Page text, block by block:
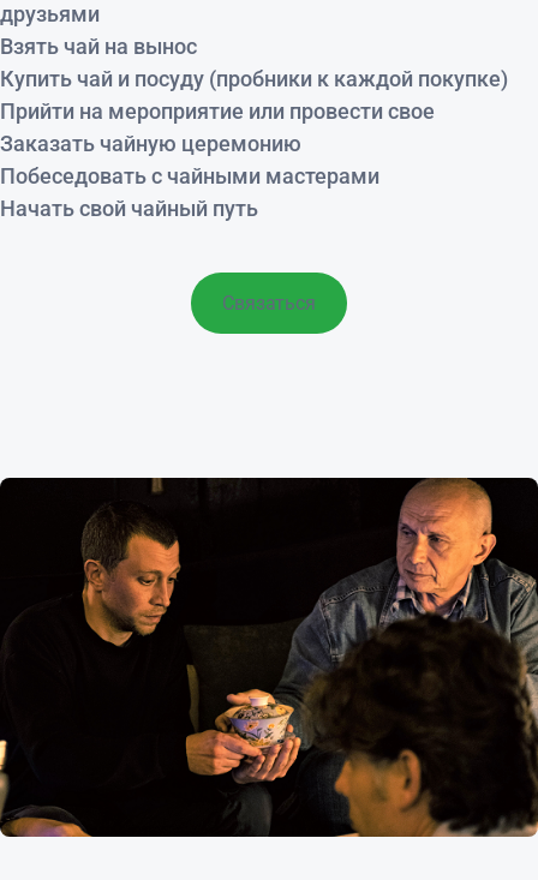
друзьями
Взять чай на вынос
Купить чай и посуду (пробники к каждой покупке)
Прийти на мероприятие или провести свое
Заказать чайную церемонию
Побеседовать с чайными мастерами
Начать свой чайный путь
Связаться